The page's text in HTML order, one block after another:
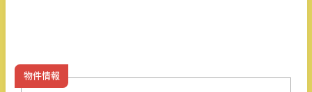
物件情報